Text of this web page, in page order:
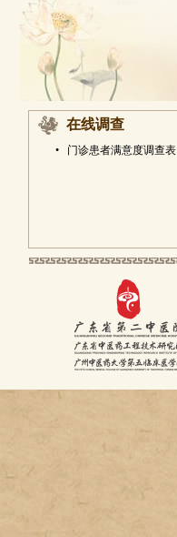
在线调查
• 门诊患者满意度调查表